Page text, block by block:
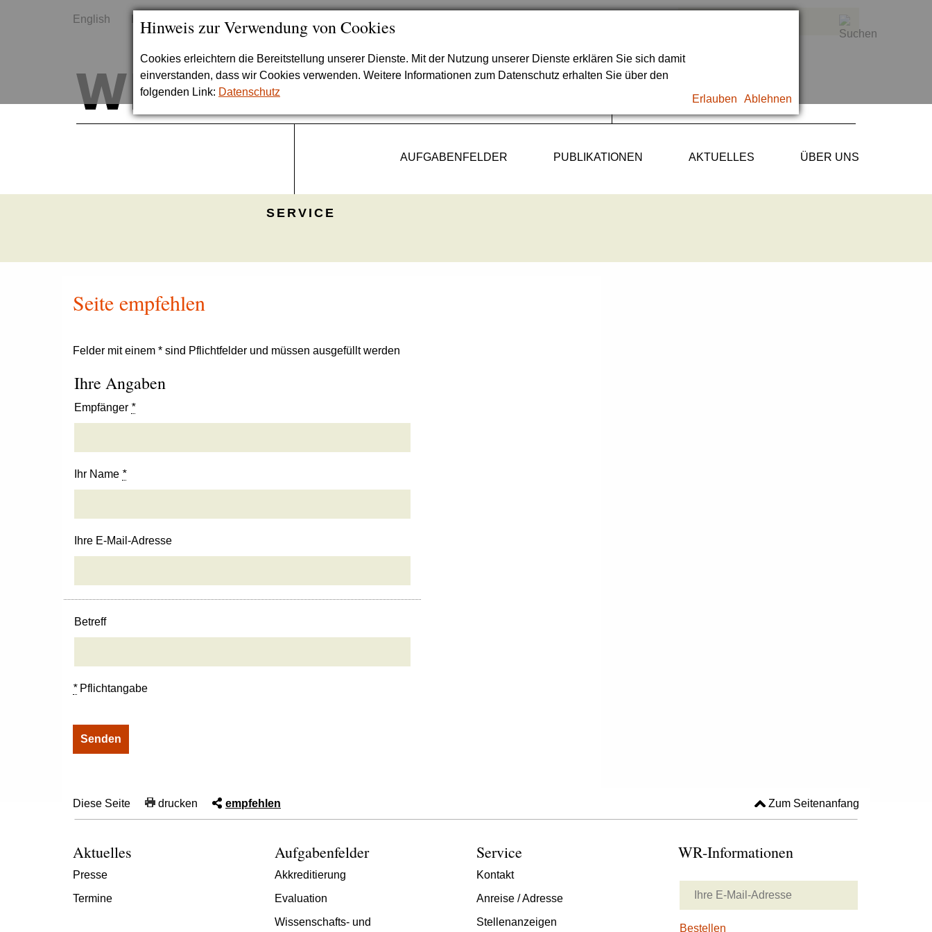
Hinweis zur Verwendung von Cookies
Cookies erleichtern die Bereitstellung unserer Dienste. Mit der Nutzung unserer Dienste erklären Sie sich damit
einverstanden, dass wir Cookies verwenden. Weitere Informationen zum Datenschutz erhalten Sie über den
folgenden Link: Datenschutz
Erlauben Ablehnen
English
AUFGABENFELDER PUBLIKATIONEN AKTUELLES ÜBER UNS
SERVICE
Seite empfehlen
Felder mit einem * sind Pflichtfelder und müssen ausgefüllt werden
Ihre Angaben
Empfänger *
Ihr Name *
Ihre E-Mail-Adresse
Betreff
*Pflichtangabe
Diese Seite drucken empfehlen Zum Seitenanfang
Aktuelles
Presse
Termine
Aufgabenfelder
Akkreditierung
Evaluation
Wissenschafts- und
Service
Kontakt
Anreise / Adresse
Stellenanzeigen
WR-Informationen